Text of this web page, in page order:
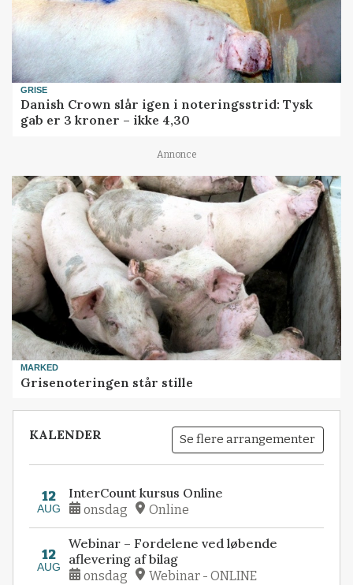
GRISE
Danish Crown slår igen i noteringsstrid: Tysk
gab er 3 kroner – ikke 4,30
Annonce
MARKED
Grisenoteringen står stille
KALENDER Se flere arrangementer
12
AUG
InterCount kursus Online
onsdag Online
12
AUG
Webinar – Fordelene ved løbende
aflevering af bilag
onsdag Webinar - ONLINE